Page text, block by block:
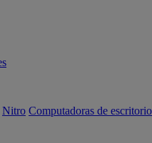
Nitro Computadoras de